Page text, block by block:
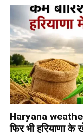
Haryana
फिर भी हरियाणा के